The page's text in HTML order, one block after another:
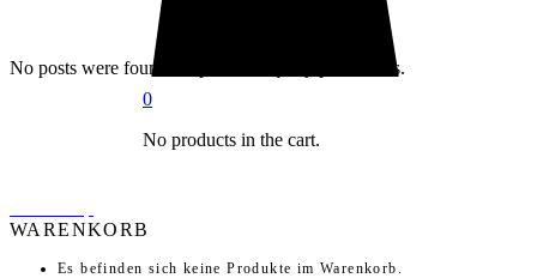
0
No products in the cart.
No posts were found for provided query parameters.
WARENKORB
Es befinden sich keine Produkte im Warenkorb.